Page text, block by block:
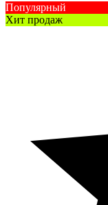
Популярный
Хит продаж